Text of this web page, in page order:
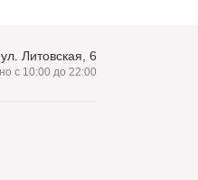
Литовская, 6
с 10:00 до 22:00